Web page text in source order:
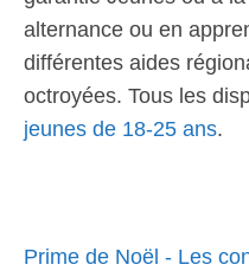
alternance ou en
différentes aides
octroyées. Tous les
jeunes de 18-25 ans.
Prime de Noël - Les